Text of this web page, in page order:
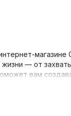
магазине
— от
вам